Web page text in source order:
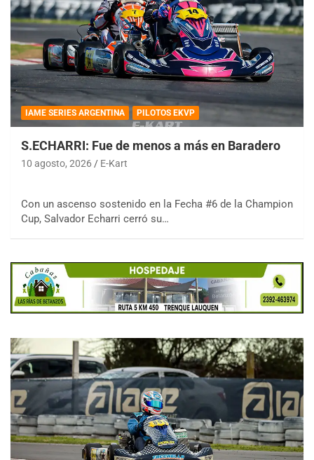
IAME SERIES ARGENTINA PILOTOS EKVP
S.ECHARRI: Fue de menos a más en Baradero
10 agosto, 2026 E-Kart
Con un ascenso sostenido en la Fecha #6 de la Champion
Cup, Salvador Echarri cerró su…